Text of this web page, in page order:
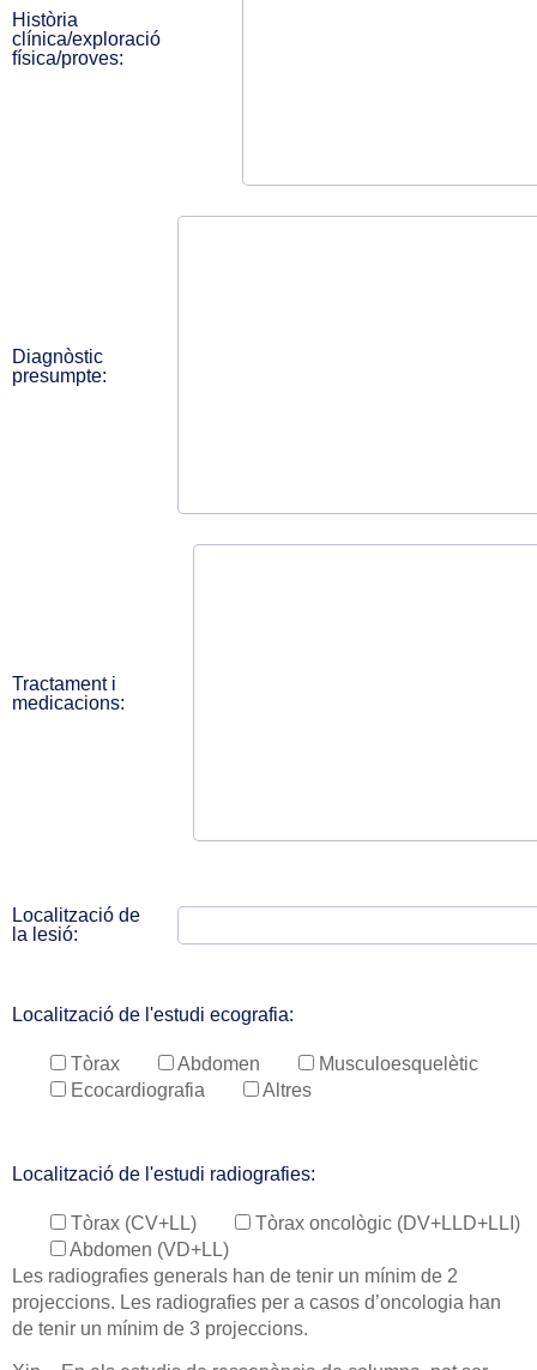
Història
clínica/exploració
física/proves:
Diagnòstic
presumpte:
Tractament i
medicacions:
Localització de
la lesió:
Localització de l'estudi ecografia:
Tòrax Abdomen
Musculoesquelètic
Ecocardiografia
Altres
Localització de l'estudi radiografies:
Tòrax (CV+LL)
Tòrax oncològic (DV+LLD+LLI)
Abdomen (VD+LL)
Les radiografies generals han de tenir un mínim de 2
projeccions. Les radiografies per a casos d’oncologia han
de tenir un mínim de 3 projeccions.